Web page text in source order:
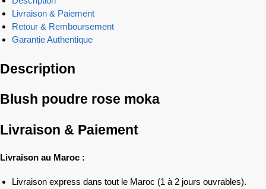
Livraison & Paiement
Retour & Remboursement
Garantie Authentique
Description
Blush poudre rose moka
Livraison & Paiement
Livraison au Maroc :
Livraison express dans tout le Maroc (1 à 2 jours ouvrables).